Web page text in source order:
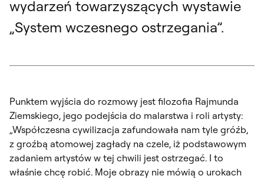
wydarzeń towarzyszących wystawie
„System wczesnego ostrzegania”.
Punktem wyjścia do rozmowy jest filozofia Rajmunda
Ziemskiego, jego podejścia do malarstwa i roli artysty:
„Współczesna cywilizacja zafundowała nam tyle gróźb,
z groźbą atomowej zagłady na czele, iż podstawowym
zadaniem artystów w tej chwili jest ostrzegać. I to
właśnie chcę robić. Moje obrazy nie mówią o urokach